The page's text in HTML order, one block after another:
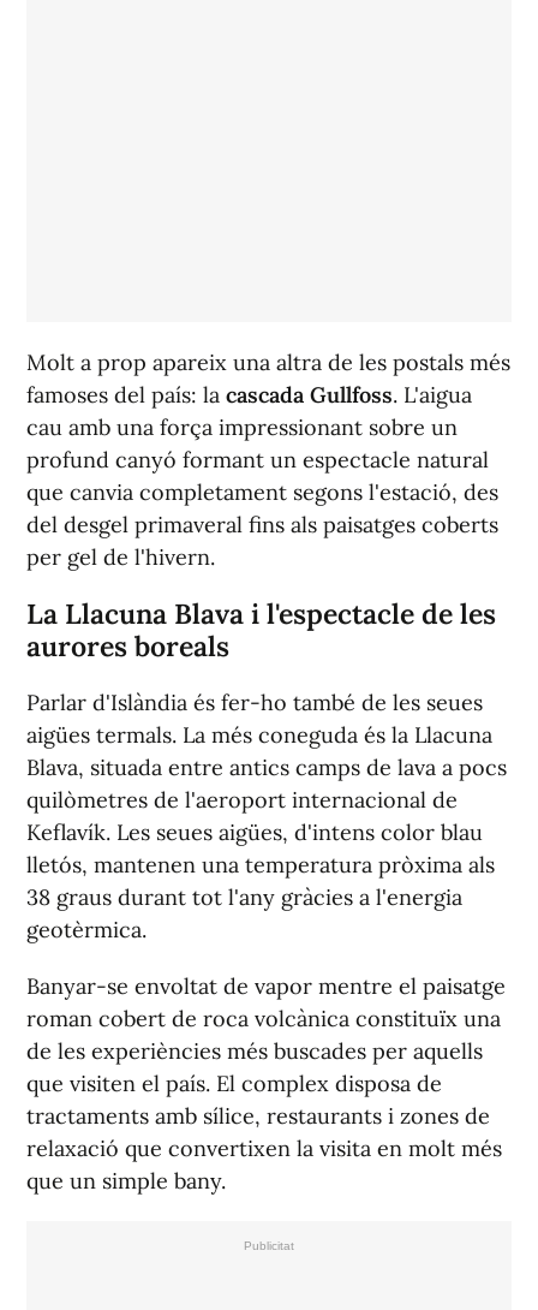
Molt a prop apareix una altra de les postals més
famoses del país: la cascada Gullfoss. L'aigua
cau amb una força impressionant sobre un
profund canyó formant un espectacle natural
que canvia completament segons l'estació, des
del desgel primaveral fins als paisatges coberts
per gel de l'hivern.
La Llacuna Blava i l'espectacle de les
aurores boreals
Parlar d'Islàndia és fer-ho també de les seues
aigües termals. La més coneguda és la Llacuna
Blava, situada entre antics camps de lava a pocs
quilòmetres de l'aeroport internacional de
Keflavík. Les seues aigües, d'intens color blau
lletós, mantenen una temperatura pròxima als
38 graus durant tot l'any gràcies a l'energia
geotèrmica.
Banyar-se envoltat de vapor mentre el paisatge
roman cobert de roca volcànica constituïx una
de les experiències més buscades per aquells
que visiten el país. El complex disposa de
tractaments amb sílice, restaurants i zones de
relaxació que convertixen la visita en molt més
que un simple bany.